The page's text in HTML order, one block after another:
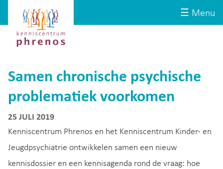
☰ Menu
Kenniscentrum
Phrenos
website
Samen chronische psychische
problematiek voorkomen
25 JULI 2019
Kenniscentrum Phrenos en het Kenniscentrum Kinder- en
Jeugdpsychiatrie ontwikkelen samen een nieuw
kennisdossier en een kennisagenda rond de vraag: hoe